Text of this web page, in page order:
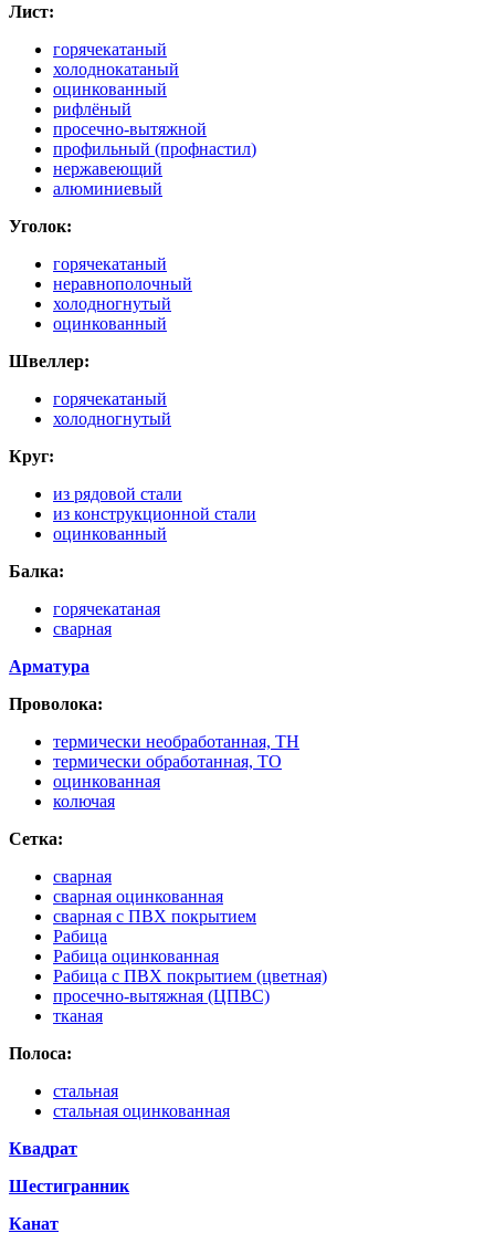
Лист:
горячекатаный
холоднокатаный
оцинкованный
рифлёный
просечно-вытяжной
профильный (профнастил)
нержавеющий
алюминиевый
Уголок:
горячекатаный
неравнополочный
холодногнутый
оцинкованный
Швеллер:
горячекатаный
холодногнутый
Круг:
из рядовой стали
из конструкционной стали
оцинкованный
Балка:
горячекатаная
сварная
Арматура
Проволока:
термически необработанная, ТН
термически обработанная, ТО
оцинкованная
колючая
Сетка:
сварная
сварная оцинкованная
сварная с ПВХ покрытием
Рабица
Рабица оцинкованная
Рабица с ПВХ покрытием (цветная)
просечно-вытяжная (ЦПВС)
тканая
Полоса:
стальная
стальная оцинкованная
Квадрат
Шестигранник
Канат